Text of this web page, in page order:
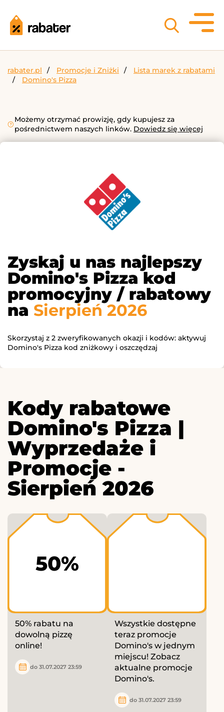
rabater.pl Promocje i Zniżki
Lista marek z rabatami
Domino's Pizza
Możemy otrzymać prowizję, gdy kupujesz za
pośrednictwem naszych linków. Dowiedz się więcej
Zyskaj u nas najlepszy
Domino's Pizza kod
promocyjny / rabatowy
na Sierpień 2026
Skorzystaj z 2 zweryfikowanych okazji i kodów: aktywuj
Domino's Pizza kod zniżkowy i oszczędzaj
Kody rabatowe
Domino's Pizza |
Wyprzedaże i
Promocje -
Sierpień 2026
50%
50% rabatu na
dowolną pizzę
online!
do 31.07.2027 23:59
Wszystkie dostępne
teraz promocje
Domino's w jednym
miejscu! Zobacz
aktualne promocje
Domino's.
do 31.07.2027 23:59